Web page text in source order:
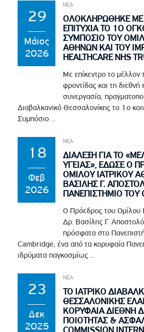
29
Μάιος
2026
ΝΕΑ
ΟΛΟΚΛΗΡΩΘΗΚΕ ΜΕ
ΕΠΙΤΥΧΙΑ ΤΟ 1Ο
ΣΥΜΠΟΣΙΟ ΤΟΥ
ΑΘΗΝΩΝ ΚΑΙ ΤΟΥ
HEALTHCARE NHS
Με επίκεντρο το μέλλον
φροντίδας και τη διεθνή
συνεργασία,
Διαβαλκανικό Θεσσαλονίκης το 1ο
Συμπόσιο ...
18
Φεβ
2026
ΝΕΑ
ΔΙΑΛΕΞΗ ΓΙΑ ΤΟ
ΥΓΕΙΑΣ», ΕΔΩΣΕ Ο
ΟΜΙΛΟΥ ΙΑΤΡΙΚΟΥ
ΒΑΣΙΛΗΣ Γ.
ΠΑΝΕΠΙΣΤΗΜΙΟ ΤΟΥ
Ο Πρόεδρος του Ομίλου
Δρ. Βασίλης Γ.
πρόσφατα στο
Cambridge, ένα από τα κορυφαία
ιδρύματα παγκοσμίως ...
23
Δεκ
2025
ΝΕΑ
ΤΟ ΙΑΤΡΙΚΟ
ΘΕΣΣΑΛΟΝΙΚΗΣ
ΚΟΡΥΦΑΙΑ ΔΙΕΘΝΗ
ΠΟΙΟΤΗΤΑΣ &
COMMISSION